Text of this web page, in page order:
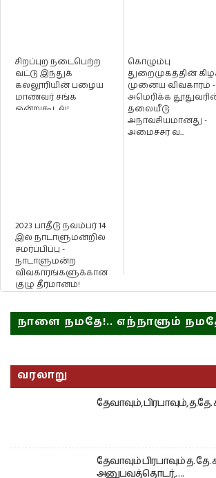
சிறப்புற நடைபெற்ற
வட்டு இந்துக்
கல்லூரியின் பழைய
மாணவர் சங்க
ஒன்றுகூடல்!
கொழும்பு
துறைமுகத்தின்
முனைய விவகாரம் -
அமெரிக்க
தலையீடு
அநாவசியமானது -
அமைச்சர் வ...
2023 பாதீடு நவம்பர் 14
இல் நாடாளுமன்றில்
சமர்ப்பிப்பு -
நாடாளுமன்ற
விவகாரங்களுக்கான
குழு தீர்மானம்!
நாளை நமதே!.. எந்நாளும்
வரலாறு
தேவாவும், பிரபாவும்,
தேவாவும் பிரபாவும் த. தே.
அனுபவத்தொடர்,….